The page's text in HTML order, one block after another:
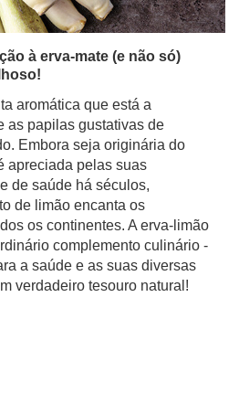
à erva-mate (e não só)
aromática que está a
as papilas gustativas de
Embora seja originária do
apreciada pelas suas
de saúde há séculos,
de limão encanta os
os continentes. A erva-limão
complemento culinário -
a saúde e as suas diversas
verdadeiro tesouro natural!